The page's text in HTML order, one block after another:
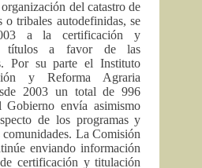
del catastro de
o tribales autodefinidas, se
a la certificación y
títulos a favor de las
Por su parte el Instituto
y Reforma Agraria
2003 un total de 996
envía asimismo
de los programas y
comunidades. La Comisión
enviando información
certificación y titulación